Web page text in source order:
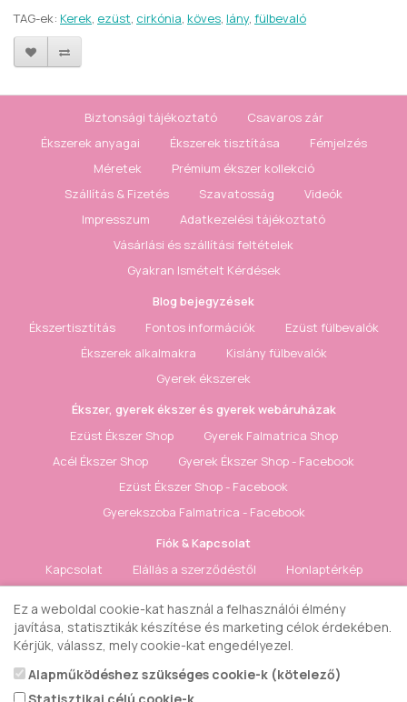
TAG-ek: Kerek, ezüst, cirkónia, köves, lány, fülbevaló
Biztonsági tájékoztató
Csavaros zár
Ékszerek anyagai
Ékszerek tisztítása
Fémjelzés
Méretek
Prémium ékszer kollekció
Szállítás & Fizetés
Szavatosság
Videók
Impresszum
Adatkezelési tájékoztató
Vásárlási és szállítási feltételek
Gyakran Ismételt Kérdések
Blog bejegyzések
Ékszertisztítás
Fontos információk
Ezüst fülbevalók
Ékszerek alkalmakra
Kislány fülbevalók
Gyerek ékszerek
Ékszer, gyerek ékszer és gyerek webáruházak
Ezüst Ékszer Shop
Gyerek Falmatrica Shop
Acél Ékszer Shop
Gyerek Ékszer Shop - Facebook
Ezüst Ékszer Shop - Facebook
Gyerekszoba Falmatrica - Facebook
Fiók & Kapcsolat
Kapcsolat
Elállás a szerződéstől
Honlaptérkép
Gyerek ékszer Shop © 2018 - ezüst gyerek ékszerek
Ez a weboldal cookie-kat használ a felhasználói élmény
javítása, statisztikák készítése és marketing célok érdekében.
Kérjük, válassz, mely cookie-kat engedélyezel.
Alapműködéshez szükséges cookie-k (kötelező)